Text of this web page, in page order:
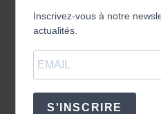
Inscrivez-vous à notre
actualités.
S'INSCRIRE